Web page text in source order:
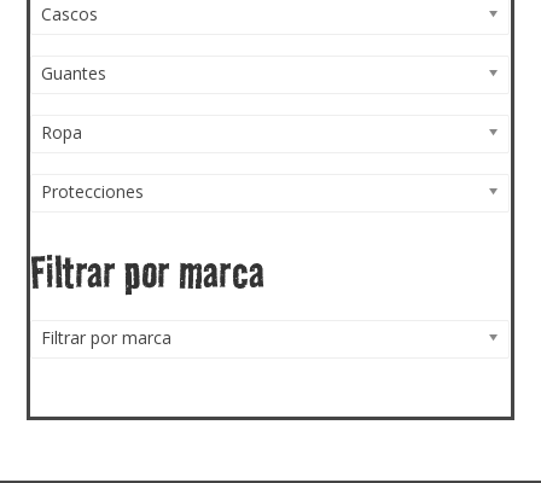
Cascos
Guantes
Ropa
Protecciones
Filtrar por marca
Filtrar por marca